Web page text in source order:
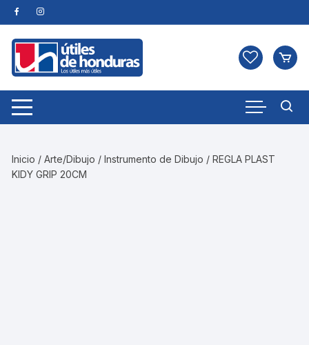
Skip
to
content
Inicio /Arte/Dibujo /Instrumento de Dibujo / REGLA PLAST
KIDY GRIP 20CM